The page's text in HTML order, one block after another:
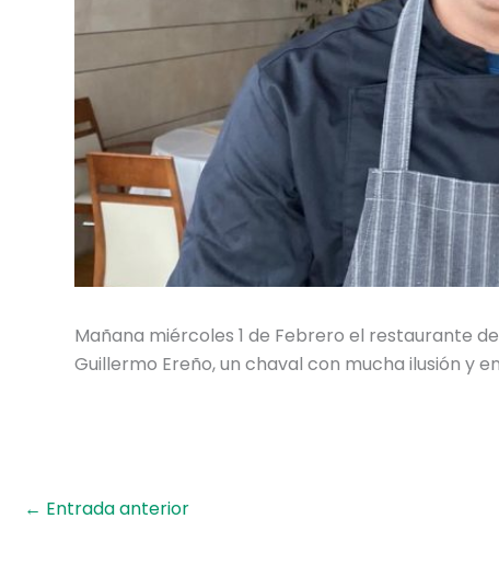
Mañana miércoles 1 de Febrero el restaurante
Guillermo Ereño, un chaval con mucha ilusión y
← Entrada anterior